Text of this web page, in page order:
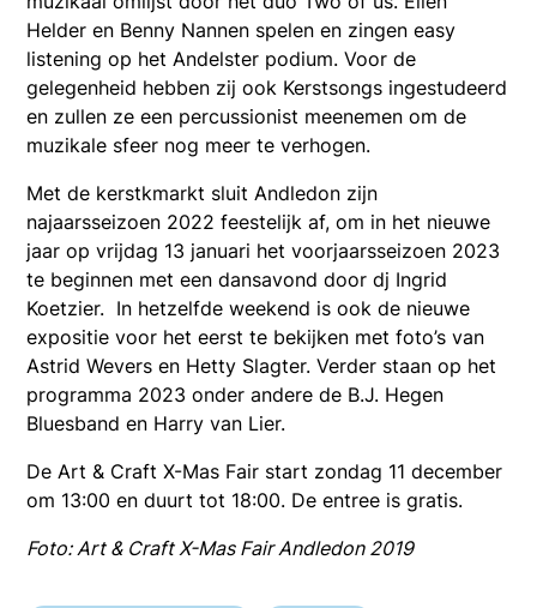
Helder en Benny Nannen spelen en zingen easy
listening op het Andelster podium. Voor de
gelegenheid hebben zij ook Kerstsongs ingestudeerd
en zullen ze een percussionist meenemen om de
muzikale sfeer nog meer te verhogen.
Met de kerstkmarkt sluit Andledon zijn
najaarsseizoen 2022 feestelijk af, om in het nieuwe
jaar op vrijdag 13 januari het voorjaarsseizoen 2023
te beginnen met een dansavond door dj Ingrid
Koetzier. In hetzelfde weekend is ook de nieuwe
expositie voor het eerst te bekijken met foto’s van
Astrid Wevers en Hetty Slagter. Verder staan op het
programma 2023 onder andere de B.J. Hegen
Bluesband en Harry van Lier.
De Art & Craft X-Mas Fair start zondag 11 december
om 13:00 en duurt tot 18:00. De entree is gratis.
Foto: Art & Craft X-Mas Fair Andledon 2019